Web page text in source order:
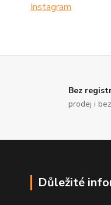
Instagram
Bez
prodej i
Důležité